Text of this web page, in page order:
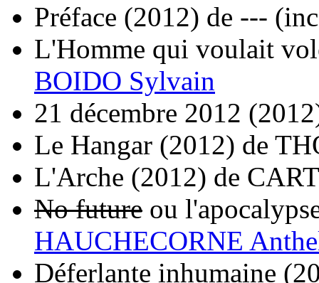
Préface (2012) de ---
L'Homme qui voulait
BOIDO Sylvain
21 décembre 2012
Le Hangar (2012) de
L'Arche (2012) de
No future ou
HAUCHECORNE
Déferlante inhumaine